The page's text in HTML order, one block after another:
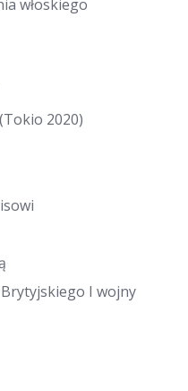
włoskiego
2020)
I wojny